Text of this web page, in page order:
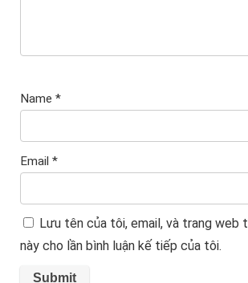
Name *
Email *
Lưu tên của tôi, email, và trang web
này cho lần bình luận kế tiếp của tôi.